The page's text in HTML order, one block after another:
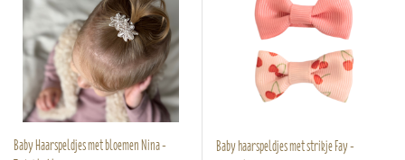
Baby Haarspeldjes met bloemen Nina -
Baby haarspeldjes met strikje Fay -